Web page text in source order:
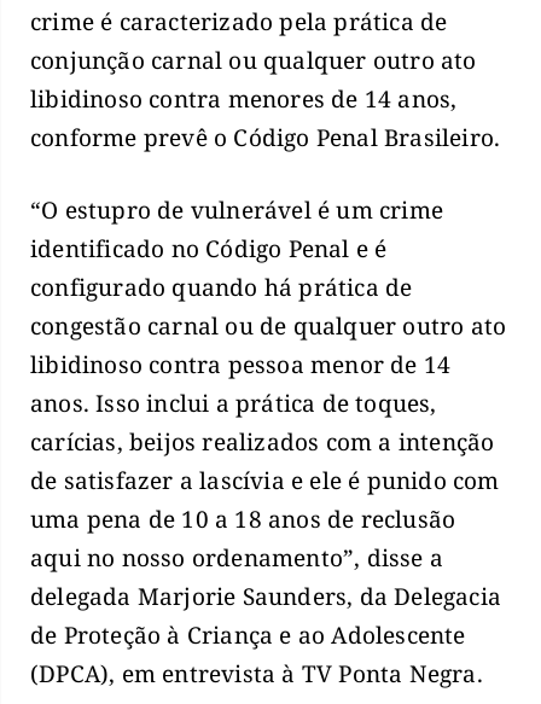
crime é caracterizado pela prática de
conjunção carnal ou qualquer outro ato
libidinoso contra menores de 14 anos,
conforme prevê o Código Penal Brasileiro.
“O estupro de vulnerável é um crime
identificado no Código Penal e é
configurado quando há prática de
congestão carnal ou de qualquer outro ato
libidinoso contra pessoa menor de 14
anos. Isso inclui a prática de toques,
carícias, beijos realizados com a intenção
de satisfazer a lascívia e ele é punido com
uma pena de 10 a 18 anos de reclusão
aqui no nosso ordenamento”, disse a
delegada Marjorie Saunders, da Delegacia
de Proteção à Criança e ao Adolescente
(DPCA), em entrevista à TV Ponta Negra.